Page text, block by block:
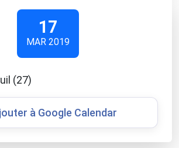
17
MAR 2019
(27)
à Google Calendar